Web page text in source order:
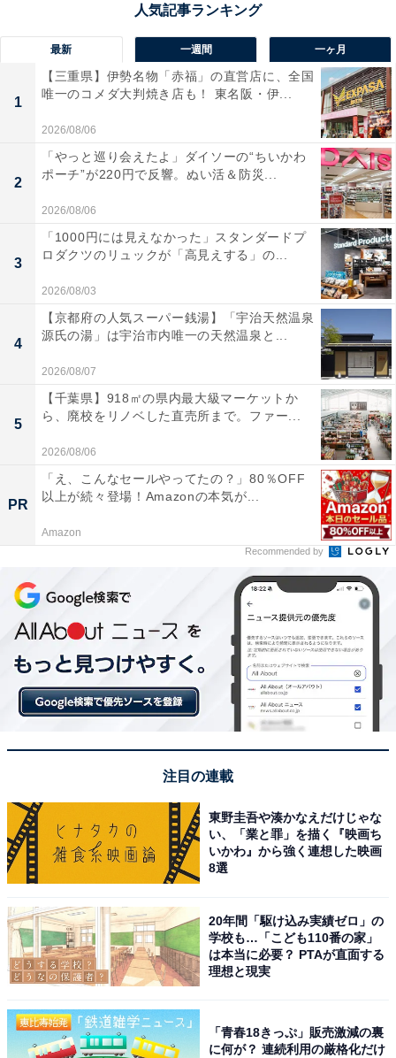
同率2位：森本慎太郎（SixTONES）／33票
では『スノープリンス 禁じられた恋のメロディ』で主演
を飾り、2023年のドラマ『だが、情熱はある』（日本テ
レビ系）では南海キャンディーズの山里亮太さん役を務
れ、「第48回 日本アカデミー賞」の新人俳優賞を獲得し
ました。
にしか見えなかった」（30代女性／山形県）、「自然な
演技ができ、感情表現がとても上手だと感じるため。作
最新 一週間 一ヶ月
1
【三重県】伊勢名物「赤福」の直営店に、全国
唯一のコメダ大判焼き店も！ 東名阪・伊...
2026/08/06
2
「やっと巡り会えたよ」ダイソーの“ちいかわ
ポーチ”が220円で反響。ぬい活＆防災...
2026/08/06
3
「1000円には見えなかった」スタンダードプ
ロダクツのリュックが「高見えする」の...
2026/08/03
4
【京都府の人気スーパー銭湯】「宇治天然温泉
源氏の湯」は宇治市内唯一の天然温泉と...
2026/08/07
5
【千葉県】918㎡の県内最大級マーケットか
ら、廃校をリノベした直売所まで。ファー...
2026/08/06
PR
「え、こんなセールやってたの？」80％OFF
以上が続々登場！Amazonの本気が...
Amazon
Recommended by
注目の連載
東野圭吾や湊かなえだけじゃな
い、「業と罪」を描く『映画ち
いかわ』から強く連想した映画
8選
20年間「駆け込み実績ゼロ」の
学校も…「こども110番の家」
は本当に必要？ PTAが直面する
理想と現実
「青春18きっぷ」販売激減の裏
に何が？ 連続利用の厳格化だけ